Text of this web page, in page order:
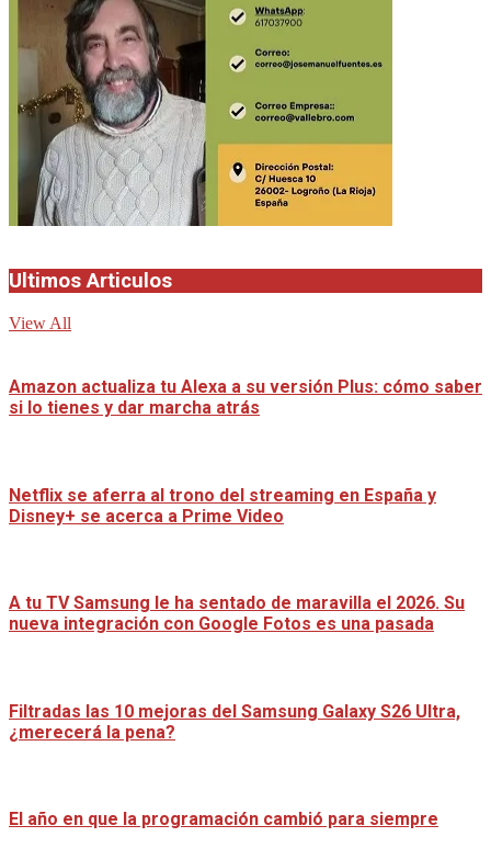
Ultimos Articulos
View All
Amazon actualiza tu Alexa a su versión Plus: cómo saber
si lo tienes y dar marcha atrás
Netflix se aferra al trono del streaming en España y
Disney+ se acerca a Prime Video
A tu TV Samsung le ha sentado de maravilla el 2026. Su
nueva integración con Google Fotos es una pasada
Filtradas las 10 mejoras del Samsung Galaxy S26 Ultra,
¿merecerá la pena?
El año en que la programación cambió para siempre